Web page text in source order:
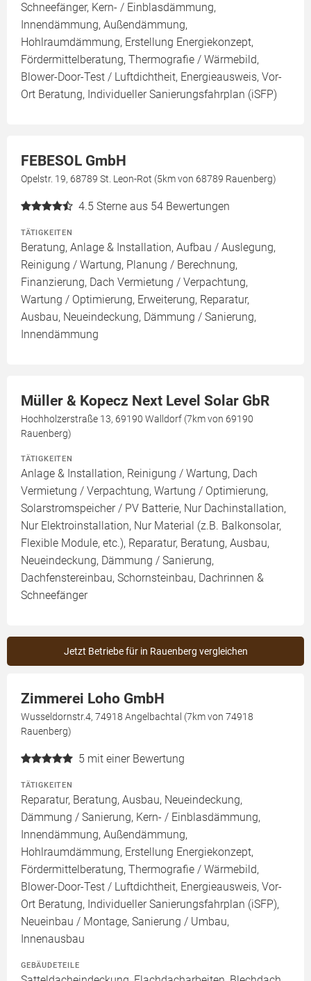
Schneefänger, Kern- / Einblasdämmung,
Innendämmung, Außendämmung,
Hohlraumdämmung, Erstellung Energiekonzept,
Fördermittelberatung, Thermografie / Wärmebild,
Blower-Door-Test / Luftdichtheit, Energieausweis, Vor-
Ort Beratung, Individueller Sanierungsfahrplan (iSFP)
FEBESOL GmbH
Opelstr. 19, 68789 St. Leon-Rot (5km von 68789 Rauenberg)
4.5 Sterne aus 54 Bewertungen
TÄTIGKEITEN
Beratung, Anlage & Installation, Aufbau / Auslegung,
Reinigung / Wartung, Planung / Berechnung,
Finanzierung, Dach Vermietung / Verpachtung,
Wartung / Optimierung, Erweiterung, Reparatur,
Ausbau, Neueindeckung, Dämmung / Sanierung,
Innendämmung
Müller & Kopecz Next Level Solar GbR
Hochholzerstraße 13, 69190 Walldorf (7km von 69190
Rauenberg)
TÄTIGKEITEN
Anlage & Installation, Reinigung / Wartung, Dach
Vermietung / Verpachtung, Wartung / Optimierung,
Solarstromspeicher / PV Batterie, Nur Dachinstallation,
Nur Elektroinstallation, Nur Material (z.B. Balkonsolar,
Flexible Module, etc.), Reparatur, Beratung, Ausbau,
Neueindeckung, Dämmung / Sanierung,
Dachfenstereinbau, Schornsteinbau, Dachrinnen &
Schneefänger
Jetzt Betriebe für in Rauenberg vergleichen
Zimmerei Loho GmbH
Wusseldornstr.4, 74918 Angelbachtal (7km von 74918
Rauenberg)
5 mit einer Bewertung
TÄTIGKEITEN
Reparatur, Beratung, Ausbau, Neueindeckung,
Dämmung / Sanierung, Kern- / Einblasdämmung,
Innendämmung, Außendämmung,
Hohlraumdämmung, Erstellung Energiekonzept,
Fördermittelberatung, Thermografie / Wärmebild,
Blower-Door-Test / Luftdichtheit, Energieausweis, Vor-
Ort Beratung, Individueller Sanierungsfahrplan (iSFP),
Neueinbau / Montage, Sanierung / Umbau,
Innenausbau
GEBÄUDETEILE